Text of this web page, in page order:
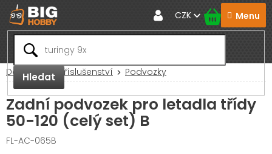
Přejít
na
obsah
Hledat
CZK
Domů RC Příslušenství Podvozky
Zadní podvozek pro letadla třídy
50-120 (celý set) B
FL-AC-065B